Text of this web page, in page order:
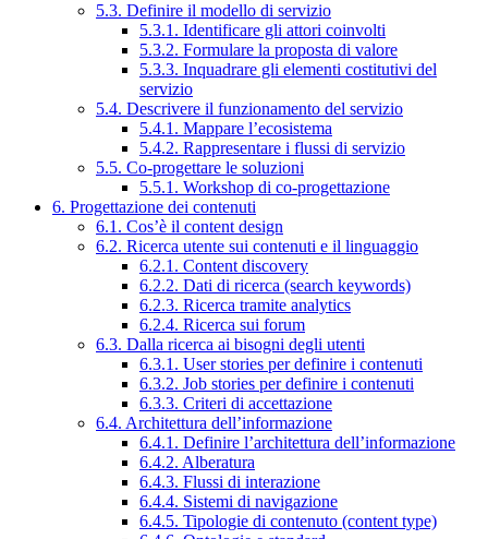
5.3. Definire il modello di servizio
5.3.1. Identificare gli attori coinvolti
5.3.2. Formulare la proposta di valore
5.3.3. Inquadrare gli elementi costitutivi del
servizio
5.4. Descrivere il funzionamento del servizio
5.4.1. Mappare l’ecosistema
5.4.2. Rappresentare i flussi di servizio
5.5. Co-progettare le soluzioni
5.5.1. Workshop di co-progettazione
6. Progettazione dei contenuti
6.1. Cos’è il content design
6.2. Ricerca utente sui contenuti e il linguaggio
6.2.1. Content discovery
6.2.2. Dati di ricerca (search keywords)
6.2.3. Ricerca tramite analytics
6.2.4. Ricerca sui forum
6.3. Dalla ricerca ai bisogni degli utenti
6.3.1. User stories per definire i contenuti
6.3.2. Job stories per definire i contenuti
6.3.3. Criteri di accettazione
6.4. Architettura dell’informazione
6.4.1. Definire l’architettura dell’informazione
6.4.2. Alberatura
6.4.3. Flussi di interazione
6.4.4. Sistemi di navigazione
6.4.5. Tipologie di contenuto (content type)